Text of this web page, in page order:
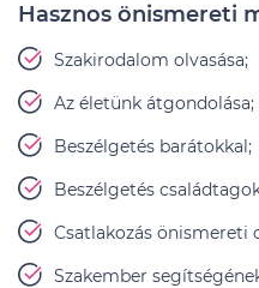
Hasznos önismereti
Szakirodalom olvasása;
Az életünk átgondolása;
Beszélgetés barátokkal;
Beszélgetés
Csatlakozás önismereti
Szakember